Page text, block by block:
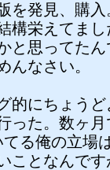
を発見、購
構栄えてま
と思ってた
んなさい。
的にちょう
った。数ヶ
る俺の立場
ことなんで